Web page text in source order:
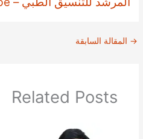
→ المقالة السابقة
Related Posts